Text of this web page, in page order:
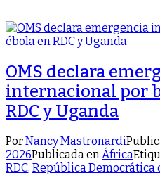
OMS declara
internacional por
RDC y Uganda
PorNancy Mastronardi
2026Publicada enÁfrica
RDC, República Democrática